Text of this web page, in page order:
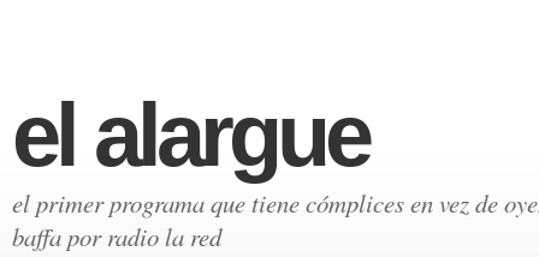
el alargue
el primer programa que tiene cómplices en vez de
baffa por radio la red